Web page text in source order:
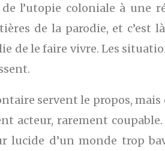
l’utopie coloniale à une
de la parodie, et c’est
de le faire vivre. Les
servent le propos, mais
acteur, rarement
lucide d’un monde trop